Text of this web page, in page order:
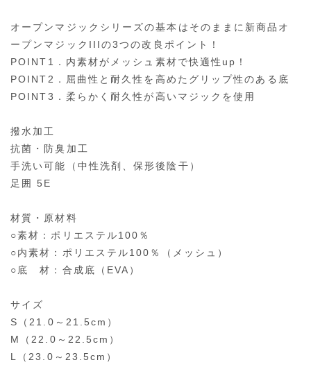
オープンマジックシリーズの基本はそのままに新商品オ
ープンマジックIIIの3つの改良ポイント！
POINT1．内素材がメッシュ素材で快適性up！
POINT2．屈曲性と耐久性を高めたグリップ性のある底
POINT3．柔らかく耐久性が高いマジックを使用
撥水加工
抗菌・防臭加工
手洗い可能（中性洗剤、保形後陰干）
足囲 5E
材質・原材料
○素材：ポリエステル100％
○内素材：ポリエステル100％（メッシュ）
○底 材：合成底（EVA）
サイズ
S（21.0～21.5cm）
M（22.0～22.5cm）
L（23.0～23.5cm）